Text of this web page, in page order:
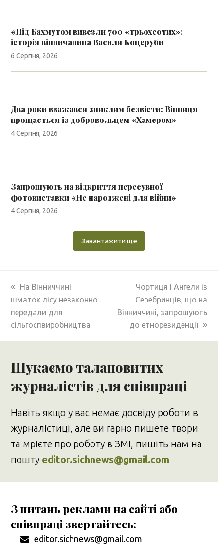
«Під Бахмутом вивезли 700 «трьохсотих»:
історія вінничанина Василя Коцеруби
6 Серпня, 2026
Два роки вважався зниклим безвісти: Вінниця
прощається із добровольцем «Хамером»
4 Серпня, 2026
Запрошують на відкриття пересувної
фотовиставки «Не народжені для війни»
4 Серпня, 2026
Завантажити ще
previous
post:
На Вінниччині
шматок лісу незаконно
передали для
сільгоспвиробництва
next
post:
Чортиця і Ангели із
Серебринців, що на
Вінниччині, запрошують
до етнорезиденції
Шукаємо талановитих
журналістів для співпраці
Навіть якщо у вас немає досвіду роботи в
журналістиці, але ви гарно пишете твори
та мрієте про роботу в ЗМІ, пишіть нам на
пошту editor.sichnews@gmail.com
З питань реклами на сайті або
співпраці звертайтесь:
editor.sichnews@gmail.com